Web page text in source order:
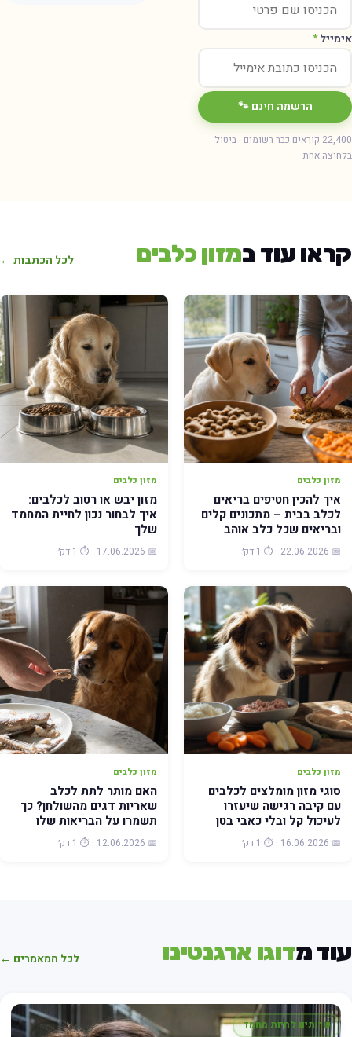
*
הרשמה חינם 🐾
22,400 קוראים כבר רשומים · ביטול
אחת
עוד במזון כלבים לכל הכתבות ←
מזון כלבים
איך להכין חטיפים בריאים
לכלב בבית – מתכונים קלים
ובריאים שכל כלב אוהב
📅 22.06.2026 · ⏱️ 1 דק׳
מזון כלבים
מזון יבש או רטוב לכלבים:
איך לבחור נכון לחיית המחמד
שלך
📅 17.06.2026 · ⏱️ 1 דק׳
מזון כלבים
סוגי מזון מומלצים לכלבים
עם קיבה רגישה שיעזרו
לעיכול קל ובלי כאבי בטן
📅 16.06.2026 · ⏱️ 1 דק׳
מזון כלבים
האם מותר לתת לכלב
שאריות דגים מהשולחן? כך
תשמרו על הבריאות שלו
📅 12.06.2026 · ⏱️ 1 דק׳
מדוגו ארגנטינו לכל המאמרים ←
שרותים לחיות מחמד